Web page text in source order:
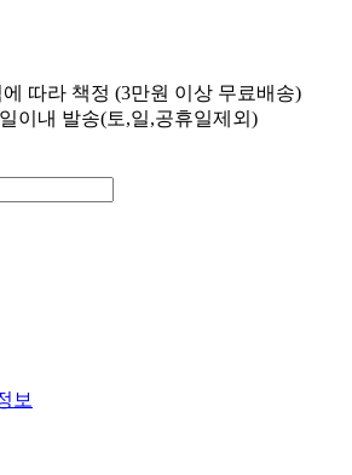
따라 책정 (3만원 이상 무료배송)
이내 발송(토,일,공휴일제외)
보